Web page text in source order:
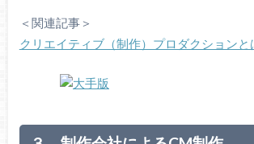
＜関連記事＞
クリエイティブ（制作）プロダクションと